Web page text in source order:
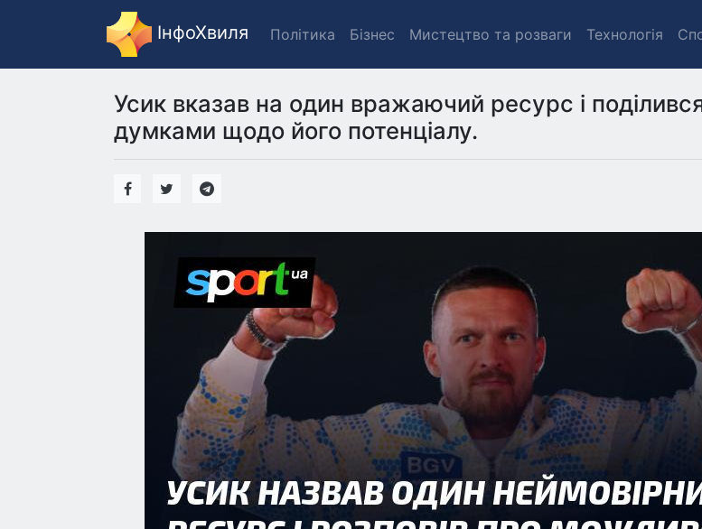
ІнфоХвиля Політика Бізнес Мистецтво та розваги Технологія
Усик вказав на один вражаючий ресурс і
думками щодо його потенціалу.